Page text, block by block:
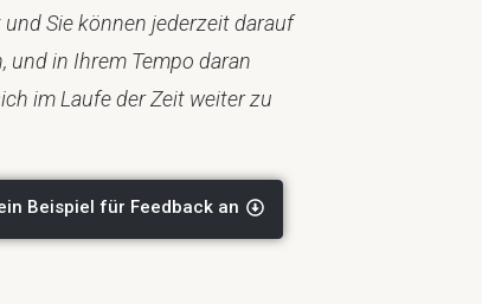
Sie können jederzeit darauf
und in Ihrem Tempo daran
im Laufe der Zeit weiter zu
Beispiel für Feedback an